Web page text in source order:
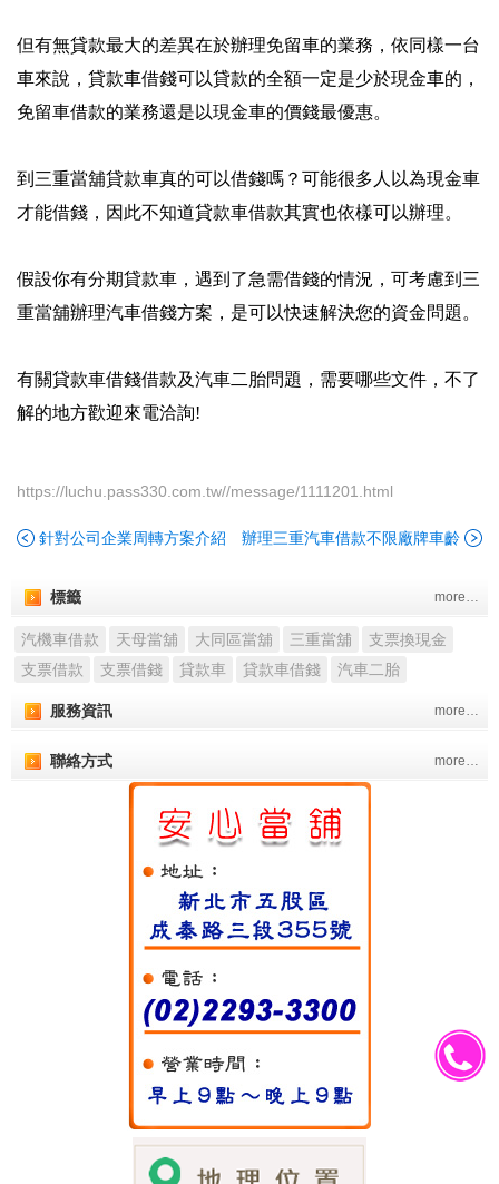
但有無貸款最大的差異在於辦理免留車的業務，依同樣一台
車來說，貸款車借錢可以貸款的全額一定是少於現金車的，
免留車借款的業務還是以現金車的價錢最優惠。
到三重當舖貸款車真的可以借錢嗎？可能很多人以為現金車
才能借錢，因此不知道貸款車借款其實也依樣可以辦理。
假設你有分期貸款車，遇到了急需借錢的情況，可考慮到三
重當舖辦理汽車借錢方案，是可以快速解決您的資金問題。
有關貸款車借錢借款及汽車二胎問題，需要哪些文件，不了
解的地方歡迎來電洽詢!
https://luchu.pass330.com.tw//message/1111201.html
針對公司企業周轉方案介紹 辦理三重汽車借款不限廠牌車齡
標籤 more…
汽機車借款 天母當舖 大同區當舖 三重當舖
支票換現金
支票借款
支票借錢 貸款車 貸款車借錢 汽車二胎
服務資訊 more…
聯絡方式 more…